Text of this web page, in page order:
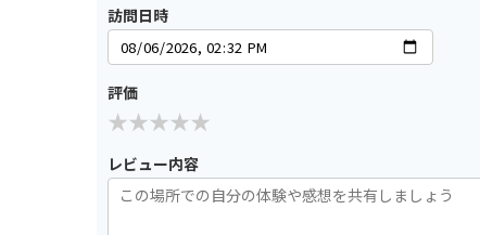
訪問日時
評価
レビュー内容